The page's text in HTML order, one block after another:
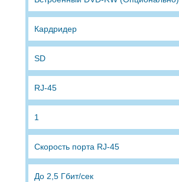
Кардридер
SD
RJ-45
1
Скорость порта RJ-45
До 2,5 Гбит/сек